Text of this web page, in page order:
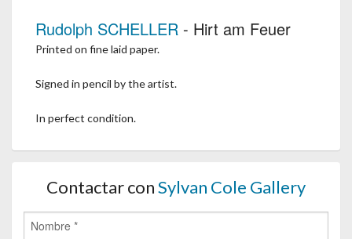
Rudolph SCHELLER - Hirt am Feuer
Printed on fine laid paper.
Signed in pencil by the artist.
In perfect condition.
Contactar conSylvan Cole Gallery